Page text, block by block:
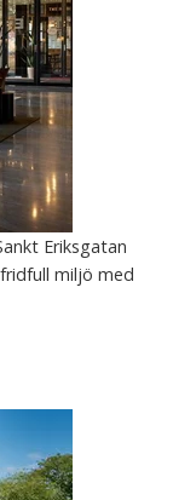
Eriksgatan
miljö med